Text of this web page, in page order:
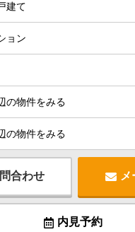
建て
ョン
の物件をみる
の物件をみる
合わせ
内見予約